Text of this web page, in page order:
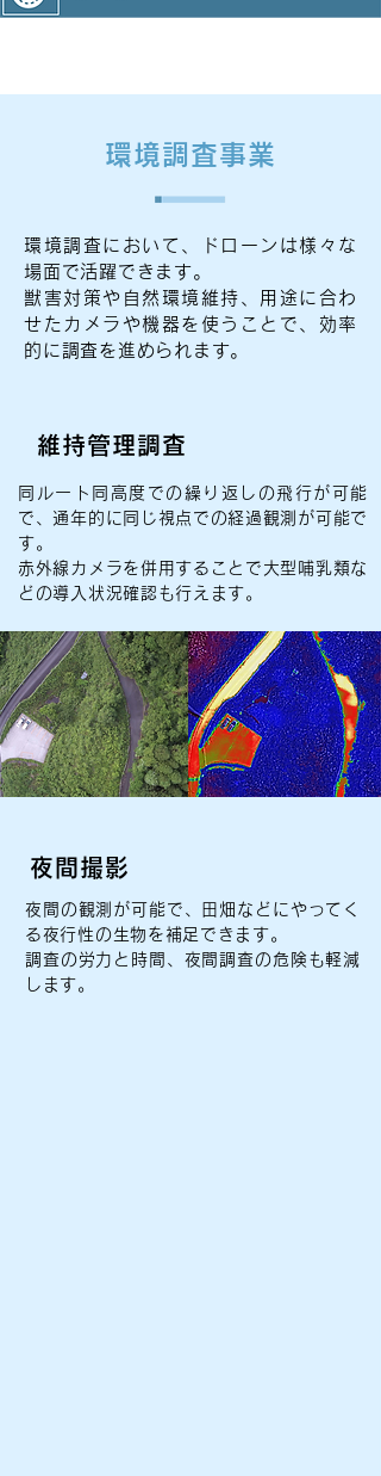
環境調査事業
環境調査において、ドローンは様々な
場面で活躍できます。
獣害対策や自然環境維持、用途に合わ
せたカメラや機器を使うことで、効率
的に調査を進められます。
夜間撮影
夜間の観測が可能で、田畑などにやってく
る夜行性の生物を補足できます。
調査の労力と時間、夜間調査の危険も軽減
します。
同ルート同高度での繰り返しの飛行が可能
で、通年的に同じ視点での経過観測が可能で
す。
赤外線カメラを併用することで大型哺乳類な
どの導入状況確認も行えます。
維持管理調査